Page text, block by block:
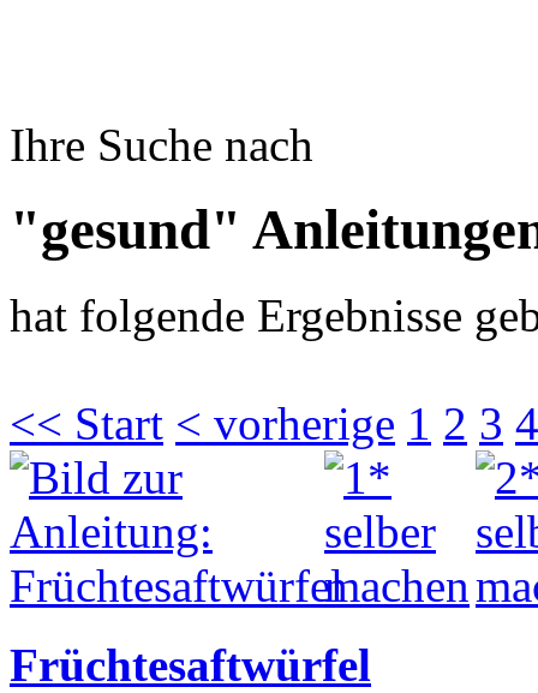
Ihre Suche nach
"gesund"
hat folgende Ergebnisse
<< Start < vorherige 1 2 3 4
Früchtesaftwürfel